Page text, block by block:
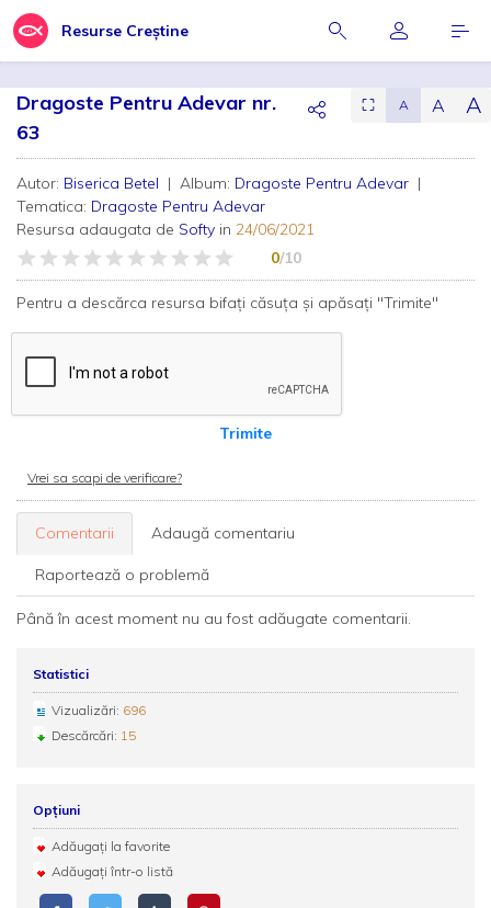
Resurse Creștine
Dragoste Pentru Adevar nr.
63
⛶ A A A
Autor: Biserica Betel | Album: Dragoste Pentru Adevar |
Tematica: Dragoste Pentru Adevar
Resursa adaugata de Softy in 24/06/2021
0/10
Pentru a descărca resursa bifați căsuța și apăsați "Trimite"
Trimite
Vrei sa scapi de verificare?
Comentarii Adaugă comentariu
Raportează o problemă
Până în acest moment nu au fost adăugate comentarii.
Statistici
Vizualizări: 696
Descărcări: 15
Opțiuni
Adăugați la favorite
Adăugați într-o listă